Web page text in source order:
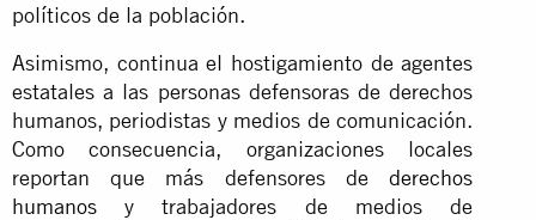
políticos de la población.
Asimismo, continua el hostigamiento de agentes
estatales a las personas defensoras de derechos
humanos, periodistas y medios de comunicación.
Como consecuencia, organizaciones locales
reportan que más defensores dederechos
humanos y trabajadores de medios de